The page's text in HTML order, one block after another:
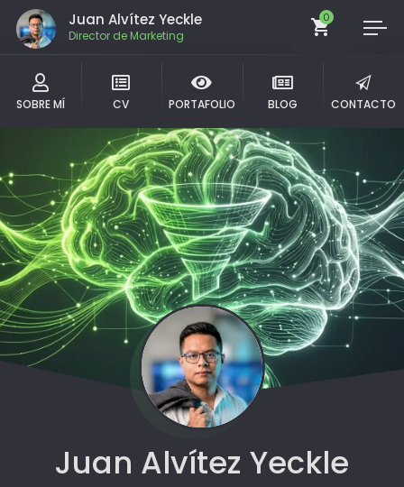
Juan Alvítez Yeckle
Director de Marketing
0
SOBRE MÍ CV PORTAFOLIO BLOG CONTACTO
Juan Alvítez Yeckle